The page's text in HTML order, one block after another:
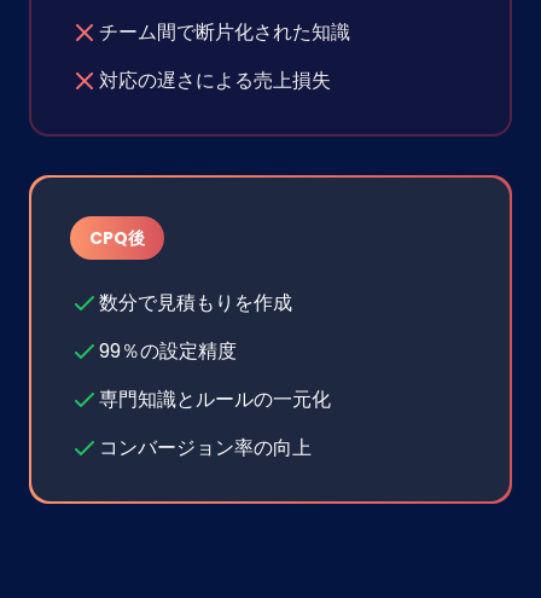
チーム間で断片化された知識
対応の遅さによる売上損失
CPQ後
数分で見積もりを作成
99％の設定精度
専門知識とルールの一元化
コンバージョン率の向上